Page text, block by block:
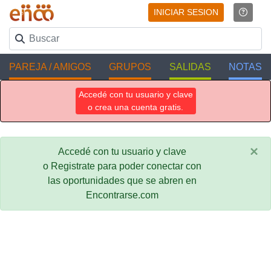
INICIAR SESION
PAREJA / AMIGOS GRUPOS SALIDAS NOTAS
Accedé con tu usuario y clave
o crea una cuenta gratis.
Accedé con tu usuario y clave
o Registrate para poder conectar con
las oportunidades que se abren en
Encontrarse.com
×